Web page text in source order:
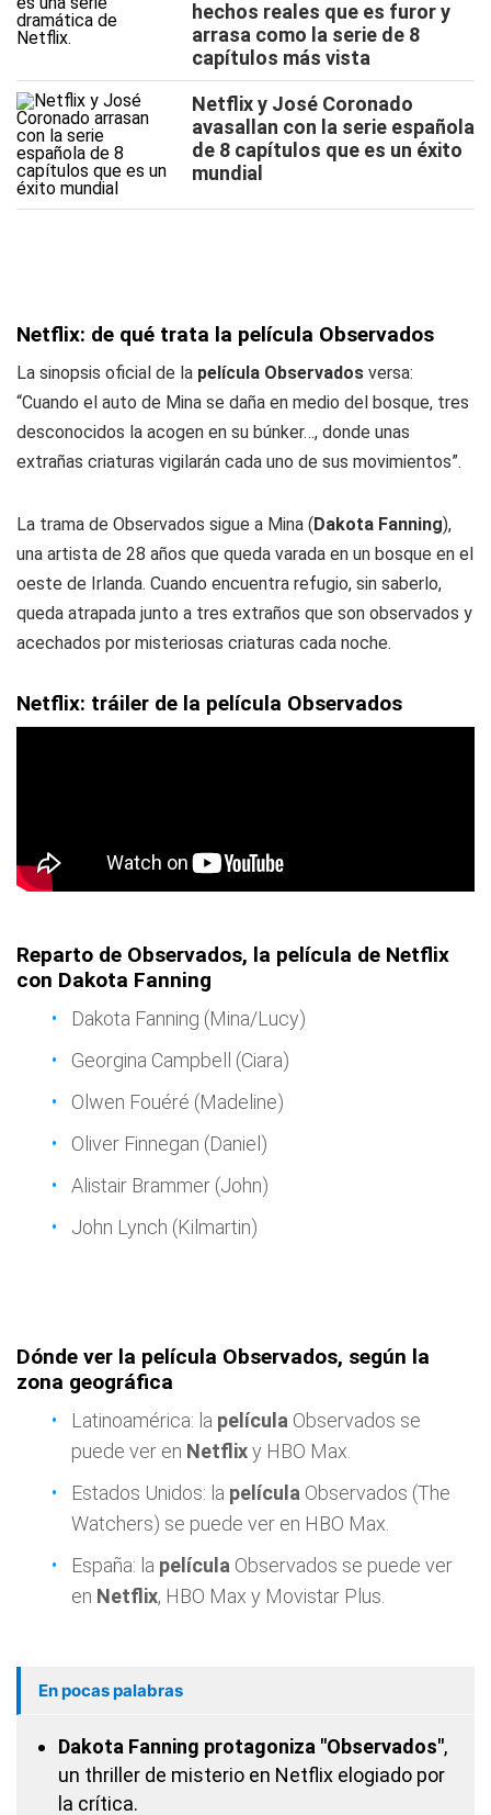
hechos reales que es furor y
arrasa como la serie de 8
capítulos más vista
Netflix y José Coronado
avasallan con la serie española
de 8 capítulos que es un éxito
mundial
Netflix: de qué trata la película Observados
La sinopsis oficial de la película Observados versa:
“Cuando el auto de Mina se daña en medio del bosque, tres
desconocidos la acogen en su búnker…, donde unas
extrañas criaturas vigilarán cada uno de sus movimientos”.
La trama de Observados sigue a Mina (Dakota Fanning),
una artista de 28 años que queda varada en un bosque en el
oeste de Irlanda. Cuando encuentra refugio, sin saberlo,
queda atrapada junto a tres extraños que son observados y
acechados por misteriosas criaturas cada noche.
Netflix: tráiler de la película Observados
Reparto de Observados, la película de Netflix
con Dakota Fanning
Dakota Fanning (Mina/Lucy)
Georgina Campbell (Ciara)
Olwen Fouéré (Madeline)
Oliver Finnegan (Daniel)
Alistair Brammer (John)
John Lynch (Kilmartin)
Dónde ver la película Observados, según la
zona geográfica
Latinoamérica: la película Observados se
puede ver en Netflixy HBO Max.
Estados Unidos: la película Observados (The
Watchers) se puede ver en HBO Max.
España: la película Observados se puede ver
en Netflix, HBO Max y Movistar Plus.
En pocas palabras
Dakota Fanning protagoniza "Observados",
un thriller de misterio en Netflix elogiado por
la crítica.